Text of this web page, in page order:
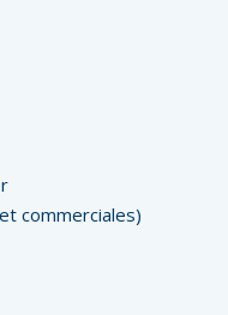
commerciales)